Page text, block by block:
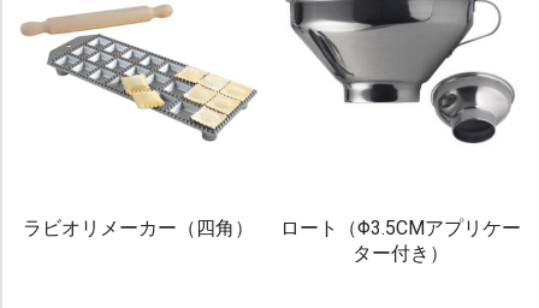
ラビオリメーカー（四角）
ロート（Φ3.5CMアプリケー
ター付き）